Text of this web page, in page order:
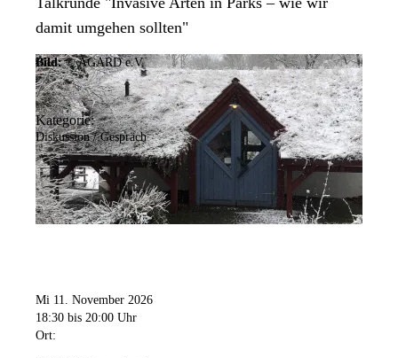
damit umgehen sollten"
Bild: © AGARD e.V.
Kategorie:
Diskussion / Gespräch
Mi 11. November 2026
18:30 bis 20:00 Uhr
Ort: